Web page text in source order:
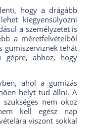
hogy a drágább
kiegyensúlyozni
a személyzetet is
a méretfelvételből
gumiszerviznek tehát
gépre, ahhoz, hogy
ahol a gumizás
helyt tud állni. A
nem okoz
kell egész nap
viszont sokkal